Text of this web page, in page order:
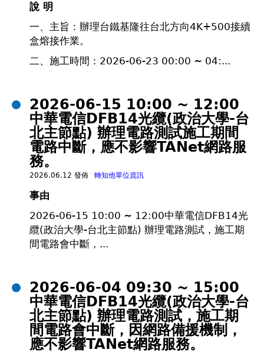
說 明
一、主旨：辦理台鐵基隆往台北方向4K+500接續
盒熔接作業。
二、施工時間：2026-06-23 00:00 ~ 04:...
2026-06-15 10:00 ~ 12:00
中華電信DFB14光纜(政治大學-台
北主節點) 辦理電路測試施工期間
電路中斷，應不影響TANet網路服
務。
2026.06.12 發佈 轉知他單位資訊
事由
2026-06-15 10:00 ~ 12:00中華電信DFB14光
纜(政治大學-台北主節點) 辦理電路測試，施工期
間電路會中斷，...
2026-06-04 09:30 ~ 15:00
中華電信DFB14光纜(政治大學-台
北主節點) 辦理電路測試，施工期
間電路會中斷，因網路備援機制，
應不影響TANet網路服務。